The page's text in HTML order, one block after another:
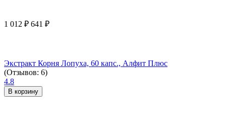
1 012 ₽ 641 ₽
Экстракт Корня Лопуха, 60 капс., Алфит Плюс
(Отзывов: 6)
4.8
В корзину